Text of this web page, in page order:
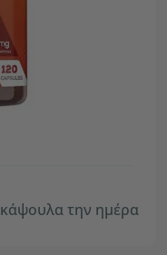
κάψουλα την ημέρα